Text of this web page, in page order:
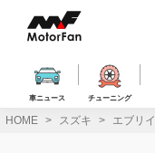
ス
車ニュース チューニング
HOME スズキ エブリイ